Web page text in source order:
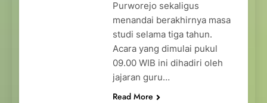
Purworejo sekaligus
menandai berakhirnya masa
studi selama tiga tahun.
Acara yang dimulai pukul
09.00 WIB ini dihadiri oleh
jajaran guru…
Read More